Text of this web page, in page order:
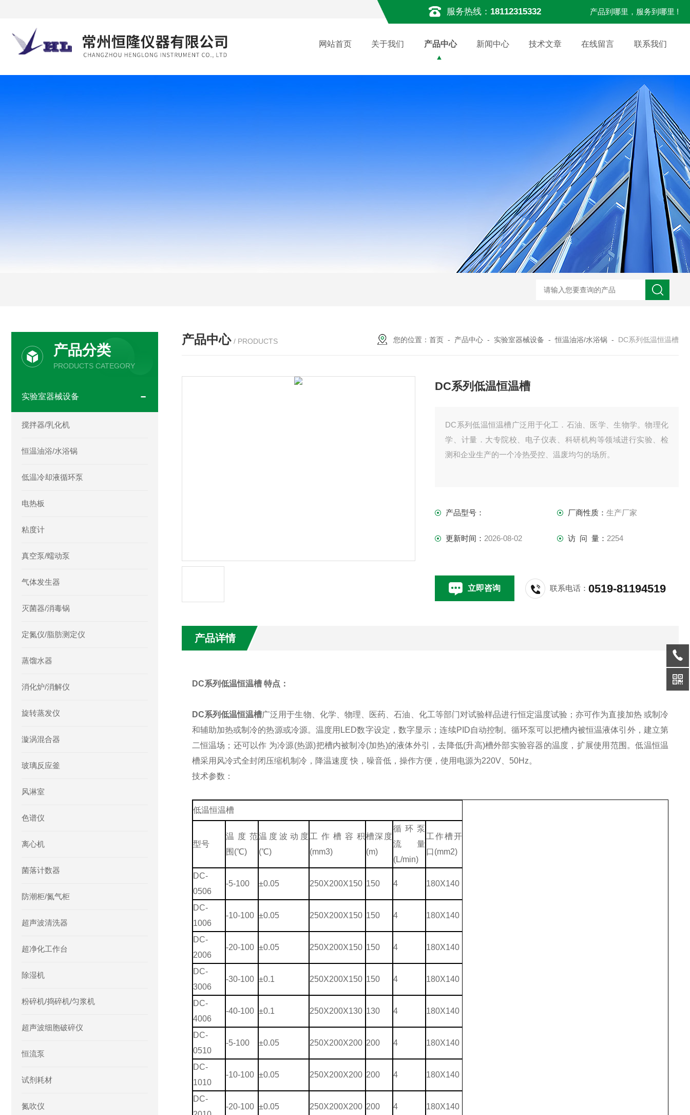
服务热线： 18112315332 产品到哪里，服务到哪里 !
网站首页 关于我们 产品中心 新闻中心 技术文章 在线留言 联系我们
产品中心 / PRODUCTS 您的位置： 首页 - 产品中心 - 实验室器械设备 -恒温油浴/水浴锅 - DC系列低温恒温槽
DC系列低温恒温槽
DC系列低温恒温槽广泛用于化工．石油、医学、生物学。物理化
学、计量．大专院校、电子仪表、科研机构等领域进行实验、检
测和企业生产的一个冷热受控、温废均匀的场所。
产品型号： 厂商性质： 生产厂家
更新时间： 2026-08-02 访 问 量： 2254
立即咨询 联系电话：0519-81194519
产品详情
DC系列低温恒温槽 特点：
DC系列低温恒温槽广泛用于生物、化学、物理、医药、石油、化工等部门对试验样品进行恒定温度试验；亦可作为直接加热 或制冷
和辅助加热或制冷的热源或冷源。温度用LED数字设定，数字显示；连续PID自动控制。循环泵可以把槽内被恒温液体引外，建立第
二恒温场；还可以作 为冷源(热源)把槽内被制冷(加热)的液体外引，去降低(升高)槽外部实验容器的温度，扩展使用范围。低温恒温
槽采用风冷式全封闭压缩机制冷，降温速度 快，噪音低，操作方便，使用电源为220V、50Hz。
技术参数：
低温恒温槽
型号
温度范
围(℃)
温度波动度
(℃)
工作槽容积
(mm3)
槽深度
(m)
循环泵
流量
(L/min)
工作槽开
口(mm2)
DC-
0506
-5-100 ±0.05 250X200X150 150 4 180X140
DC-
1006
-10-100 ±0.05 250X200X150 150 4 180X140
DC-
2006
-20-100 ±0.05 250X200X150 150 4 180X140
DC-
3006
-30-100 ±0.1 250X200X150 150 4 180X140
DC-
4006
-40-100 ±0.1 250X200X130 130 4 180X140
DC-
0510
-5-100 ±0.05 250X200X200 200 4 180X140
DC-
1010
-10-100 ±0.05 250X200X200 200 4 180X140
DC-
-20-100 ±0.05 250X200X200 200 4 180X140
产品分类
PRODUCTS CATEGORY
实验室器械设备
搅拌器/乳化机
恒温油浴/水浴锅
低温冷却液循环泵
电热板
粘度计
真空泵/蠕动泵
气体发生器
灭菌器/消毒锅
定氮仪/脂肪测定仪
蒸馏水器
消化炉/消解仪
旋转蒸发仪
漩涡混合器
玻璃反应釜
风淋室
色谱仪
离心机
菌落计数器
防潮柜/氮气柜
超声波清洗器
超净化工作台
除湿机
粉碎机/捣碎机/匀浆机
超声波细胞破碎仪
恒流泵
试剂耗材
氮吹仪